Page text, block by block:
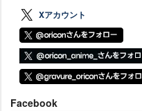
Xアカウント
Facebook